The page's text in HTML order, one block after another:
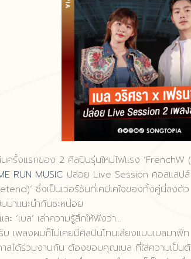
ครั้งแรกของ 2 ศิลปินรุ่นใหม่ไฟแรง ‘FrenchW
RUN MUSIC ปล่อย Live Session คอลแลป
ซึ่งเป็นเวอร์ชันที่เคมีเคใจของทั้งคู่นี่
มาแนะนำกันซะหน่อย
ะ ‘เบล’ เล่าความรู้สึกให้ฟังว่า…
เพลงผมก็ไม่เคยมีศิลปินโทนเสียงแบบเบลมาฟี
ได้ร่วมงานกัน ต้องขอบคุณเบล ที่ใส่ความเป็นตัว